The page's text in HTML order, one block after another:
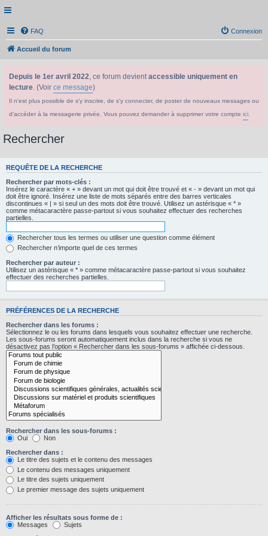
FAQ Connexion
Accueil du forum
Depuis le 1er avril 2022, ce forum devientaccessible uniquement en
lecture. (Voir ce message)
Il n'est plus possible de s'y inscrire, de s'y connecter, de poster de nouveaux messages ou
d'accéder à la messagerie privée. Vous pouvez demander à supprimer votre compte ici
Rechercher
REQUÊTE DE LA RECHERCHE
Rechercher par mots-clés :
Insérez le caractère « + » devant un mot qui doit être trouvé et « - » devant un mot qui
doit être ignoré. Insérez une liste de mots séparés entre des barres verticales
discontinues « | » si seul un des mots doit être trouvé. Utilisez un astérisque « * »
comme métacaractère passe-partout si vous souhaitez effectuer des recherches
partielles.
Rechercher tous les termes ou utiliser une question comme élément
Rechercher n’importe quel de ces termes
Rechercher par auteur :
Utilisez un astérisque « * » comme métacaractère passe-partout si vous souhaitez
effectuer des recherches partielles.
PRÉFÉRENCES DE LA RECHERCHE
Rechercher dans les forums :
Sélectionnez le ou les forums dans lesquels vous souhaitez effectuer une recherche.
Les sous-forums seront automatiquement inclus dans la recherche si vous ne
désactivez pas l’option « Rechercher dans les sous-forums » affichée ci-dessous.
Rechercher dans les sous-forums :
Oui
Non
Rechercher dans :
Le titre des sujets et le contenu des messages
Le contenu des messages uniquement
Le titre des sujets uniquement
Le premier message des sujets uniquement
Afficher les résultats sous forme de :
Messages
Sujets